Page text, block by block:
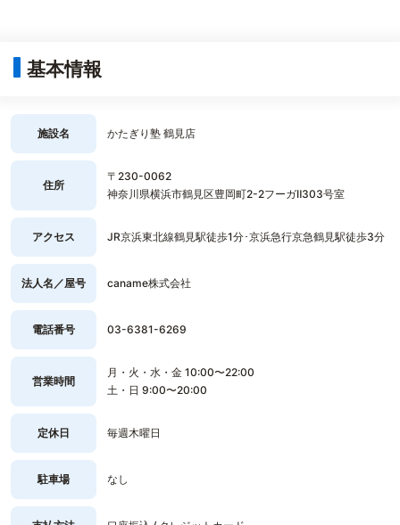
基本情報
施設名 かたぎり塾 鶴見店
住所
〒230-0062
神奈川県横浜市鶴見区豊岡町2-2フーガⅡ303号室
アクセス JR京浜東北線鶴見駅徒歩1分･京浜急行京急鶴見駅徒歩3分
法人名／屋号 caname株式会社
電話番号 03-6381-6269
営業時間
月・火・水・金 10:00〜22:00
土・日 9:00〜20:00
定休日 毎週木曜日
駐車場 なし